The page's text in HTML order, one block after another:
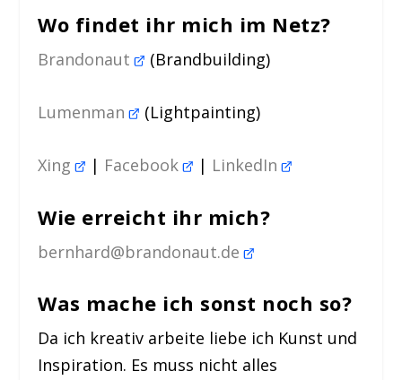
Wo findet ihr mich im Netz?
Brandonaut (Brandbuilding)
Lumenman (Lightpainting)
Xing | Facebook | LinkedIn
Wie erreicht ihr mich?
bernhard@brandonaut.de
Was mache ich sonst noch so?
Da ich kreativ arbeite liebe ich Kunst und
Inspiration. Es muss nicht alles